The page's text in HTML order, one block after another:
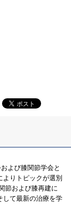
よび膝関節学会と
りトピックが選別
節および膝再建に
して最新の治療を学